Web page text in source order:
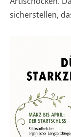
sicherstellen,